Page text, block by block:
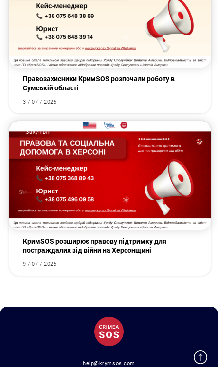
Правозахисники КримSOS розпочали роботу в
Сумській області
3 / 07 / 2026
Закупівлі
КримSOS розширює правову підтримку для
постраждалих від війни на Херсонщині
9 / 07 / 2026
help@krymsos.com